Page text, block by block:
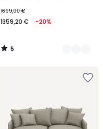
1699,00 €
1359,20 € -20%
5
/